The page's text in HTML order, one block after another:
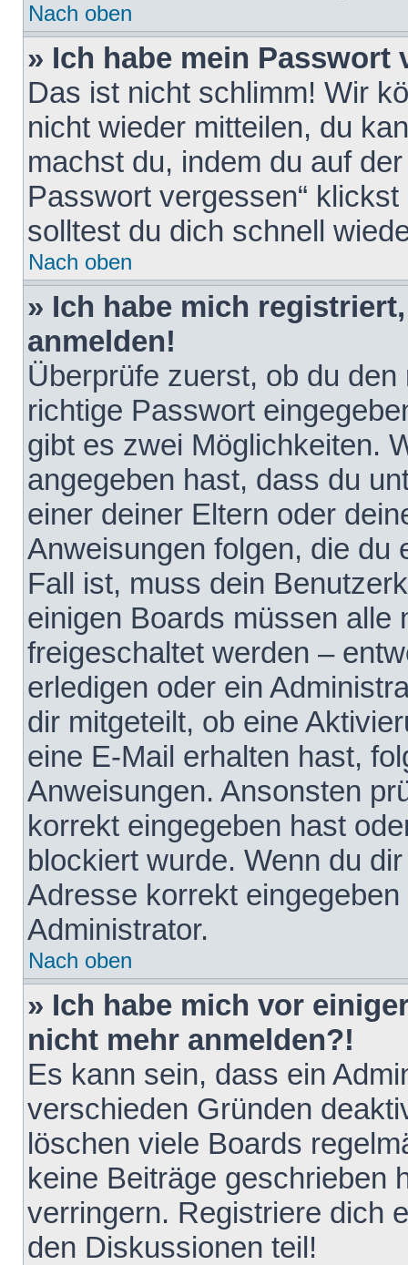
Nach oben
» Ich habe mein Passwort
Das ist nicht schlimm! Wir
nicht wieder mitteilen, du
machst du, indem du auf
Passwort vergessen“
solltest du dich schnell
Nach oben
» Ich habe mich
anmelden!
Überprüfe zuerst, ob du
richtige Passwort
gibt es zwei Möglichkeiten.
angegeben hast, dass du
einer deiner Eltern oder
Anweisungen folgen, die du
Fall ist, muss dein
einigen Boards müssen alle
freigeschaltet werden –
erledigen oder ein
dir mitgeteilt, ob eine
eine E-Mail erhalten hast,
Anweisungen. Ansonsten
korrekt eingegeben hast
blockiert wurde. Wenn du
Adresse korrekt
Administrator.
Nach oben
» Ich habe mich vor
nicht mehr anmelden?!
Es kann sein, dass ein
verschieden Gründen
löschen viele Boards
keine Beiträge geschrieben
verringern. Registriere dich
den Diskussionen teil!